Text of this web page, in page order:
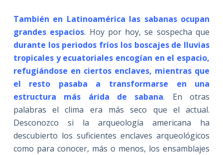
También en Latinoamérica las sabanas ocupan
grandes espacios. Hoy por hoy, se sospecha que
durante los periodos fríos los boscajes de lluvias
tropicales y ecuatoriales encogían en el espacio,
refugiándose en ciertos enclaves, mientras que
el resto pasaba a transformarse en una
estructura más árida de sabana. En otras
palabras el clima era más seco que el actual.
Desconozco si la arqueología americana ha
descubierto los suficientes enclaves arqueológicos
como para conocer, más o menos, los ensamblajes